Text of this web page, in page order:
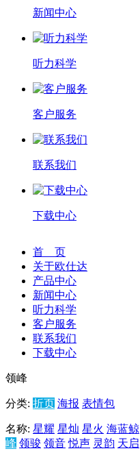
新闻中心
听力科学
客户服务
联系我们
下载中心
首 页
关于欧仕达
产品中心
新闻中心
听力科学
客户服务
联系我们
下载中心
领峰
分类: 折页 海报 表情包
名称: 星耀 星灿 星火 海蓝鲸
峰 领骏 领音 悦声 灵韵 天启